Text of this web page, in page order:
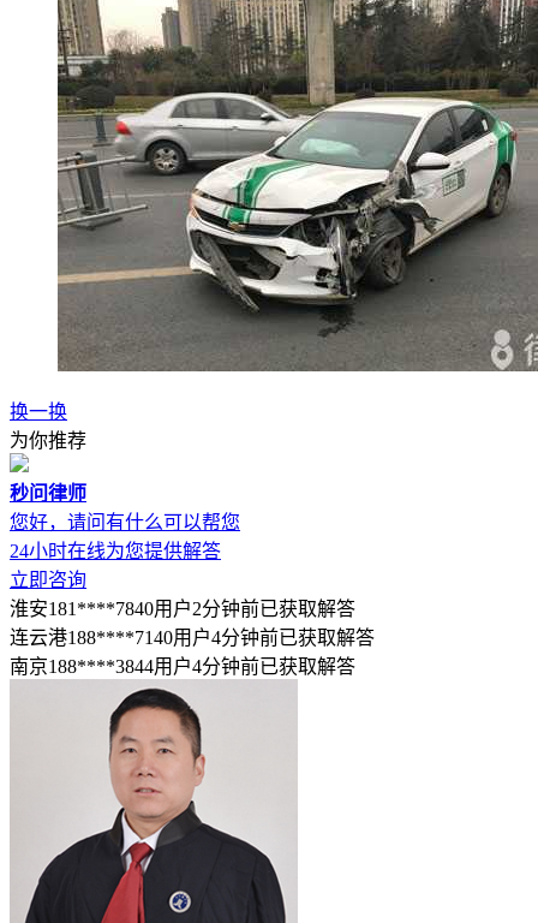
换一换
为你推荐
秒问律师
您好，请问有什么可以帮您
24小时在线为您提供解答
立即咨询
淮安181****7840用户2分钟前已获取解答
连云港188****7140用户4分钟前已获取解答
南京188****3844用户4分钟前已获取解答